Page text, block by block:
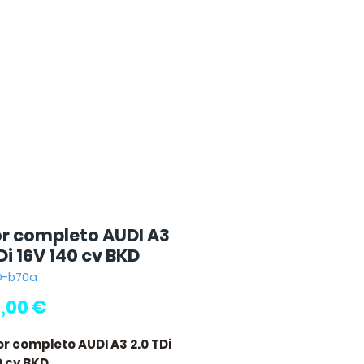
completo AUDI A3
16V 140 cv BKD
b70a
€
completo AUDI A3 2.0 TDi